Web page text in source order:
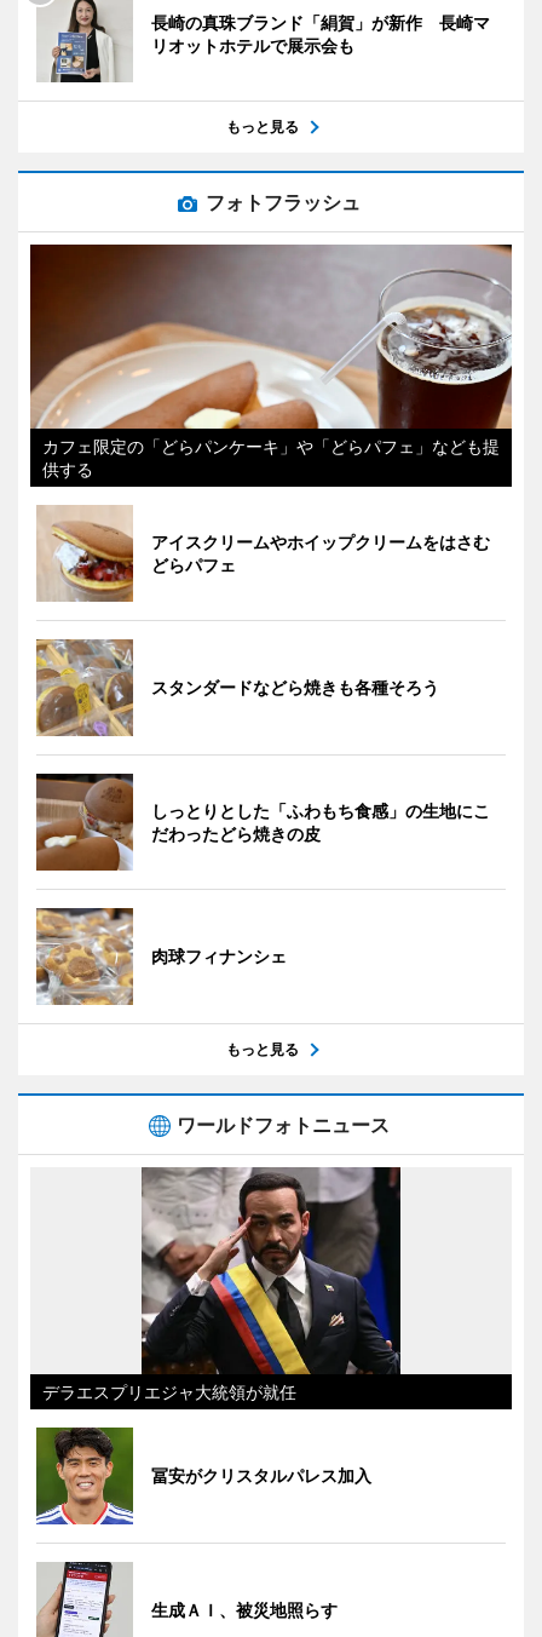
長崎の真珠ブランド「絹賀」が新作 長崎マ
リオットホテルで展示会も
もっと見る
フォトフラッシュ
カフェ限定の「どらパンケーキ」や「どらパフェ」なども提
供する
アイスクリームやホイップクリームをはさむ
どらパフェ
スタンダードなどら焼きも各種そろう
しっとりとした「ふわもち食感」の生地にこ
だわったどら焼きの皮
肉球フィナンシェ
もっと見る
ワールドフォトニュース
デラエスプリエジャ大統領が就任
冨安がクリスタルパレス加入
生成ＡＩ、被災地照らす